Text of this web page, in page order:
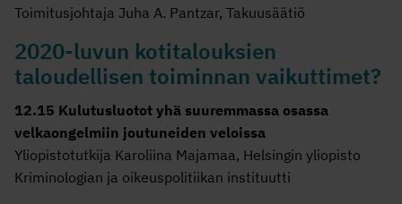
Toimitusjohtaja Juha A. Pantzar, Takuusäätiö
2020-luvun kotitalouksien
taloudellisen toiminnan vaikuttimet?
12.15 Kulutusluotot yhä suuremmassa osassa
velkaongelmiin joutuneiden veloissa
Yliopistotutkija Karoliina Majamaa, Helsingin yliopisto
Kriminologian ja oikeuspolitiikan instituutti